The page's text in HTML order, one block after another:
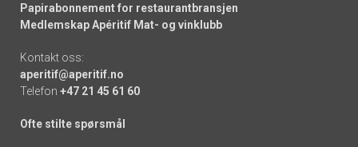
Papirabonnement for restaurantbransjen
Medlemskap Apéritif Mat- og vinklubb
Kontakt oss:
aperitif@aperitif.no
Telefon +47 21 45 61 60
Ofte stilte spørsmål